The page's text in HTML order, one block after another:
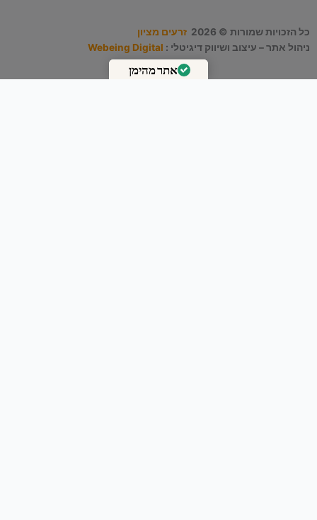
כל הזכויות שמורות © 2026
זרעים מציון
ניהול אתר – עיצוב ושיווק דיגיטלי : Webeing Digital
אתר מהימן